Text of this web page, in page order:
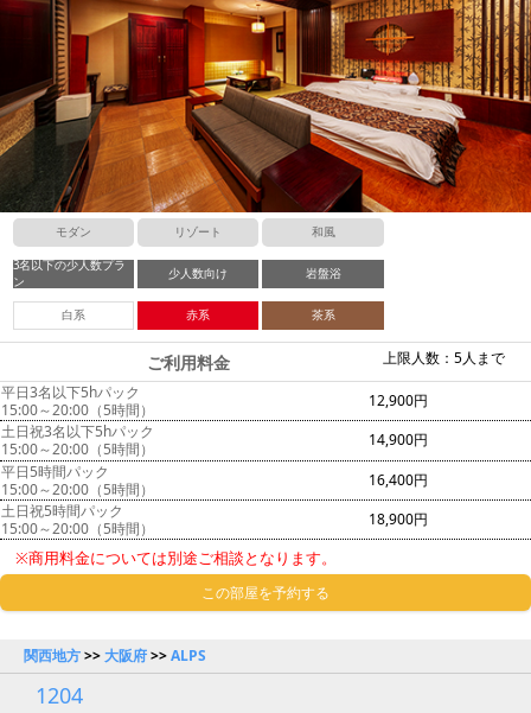
モダン リゾート 和風
3名以下の少人数プラ
ン
少人数向け 岩盤浴
白系 赤系 茶系
上限人数：5人まで
ご利用料金
平日3名以下5hパック
15:00～20:00（5時間）
12,900円
土日祝3名以下5hパック
15:00～20:00（5時間）
14,900円
平日5時間パック
15:00～20:00（5時間）
16,400円
土日祝5時間パック
15:00～20:00（5時間）
18,900円
※商用料金については別途ご相談となります。
この部屋を予約する
関西地方>>大阪府>>ALPS
1204